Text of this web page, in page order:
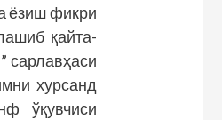
ёзиш фикри
қайта-
сарлавҳаси
хурсанд
ўқувчиси